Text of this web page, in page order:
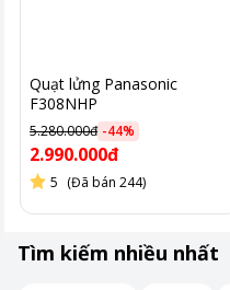
Quạt lửng Panasonic
F308NHP
5.280.000đ -44%
2.990.000đ
5 (Đã bán 244)
Tìm kiếm nhiều nhất